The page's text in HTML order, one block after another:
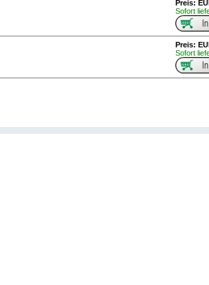
Preis:
Sofort
Preis:
Sofort